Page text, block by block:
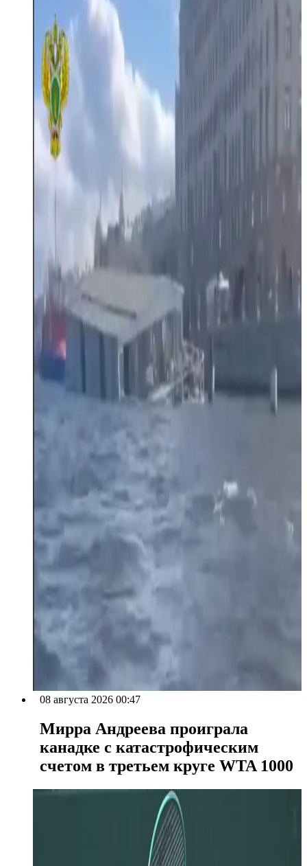
08 августа 2026 00:47
Мирра Андреева проиграла
канадке с катастрофическим
счетом в третьем круге WTA 1000